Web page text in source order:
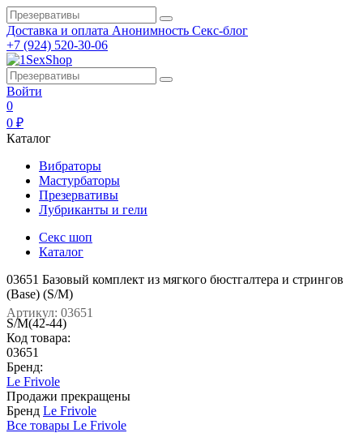
Доставка и оплата Анонимность Секс-блог
+7 (924) 520-30-06
Войти
0
0 ₽
Каталог
Вибраторы
Мастурбаторы
Презервативы
Лубриканты и гели
Секс шоп
Каталог
03651 Базовый комплект из мягкого бюстгалтера и стрингов
(Base) (S/M)
Артикул: 03651
S/M(42-44)
Код товара:
03651
Бренд:
Le Frivole
Продажи прекращены
Бренд Le Frivole
Все товары Le Frivole